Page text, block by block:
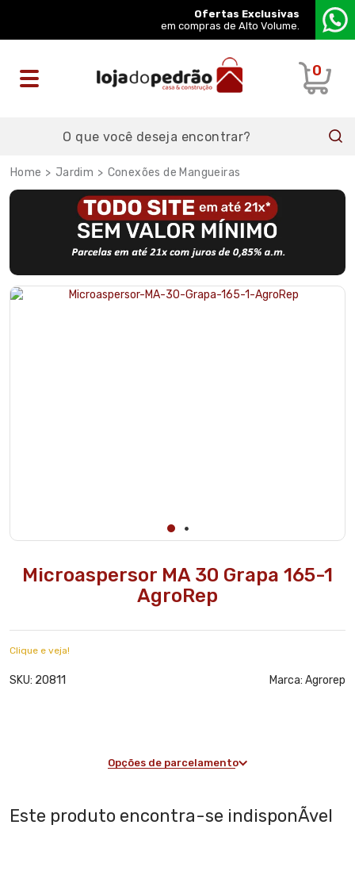
Ofertas Exclusivas
em compras de Alto Volume.
0
Jardim Conexões de Mangueiras
Microaspersor MA 30 Grapa 165-1
AgroRep
Clique e veja!
SKU: 20811 Marca: Agrorep
Opções de parcelamento